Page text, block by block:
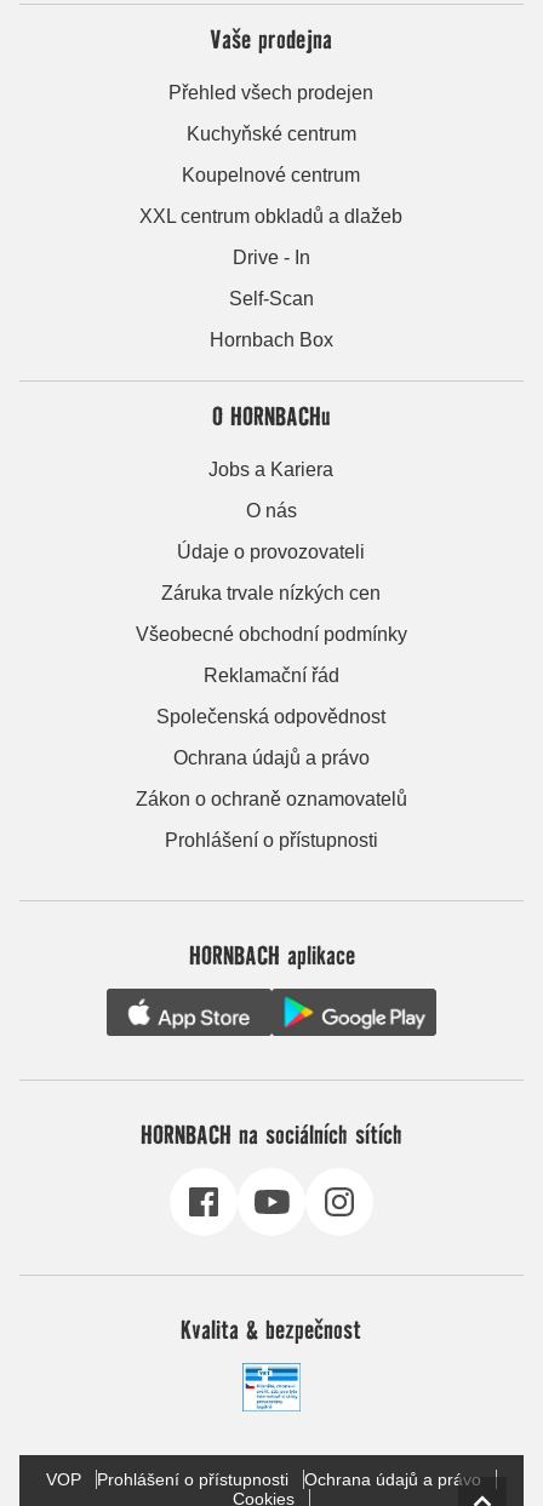
Vaše prodejna
Přehled všech prodejen
Kuchyňské centrum
Koupelnové centrum
XXL centrum obkladů a dlažeb
Drive - In
Self-Scan
Hornbach Box
O HORNBACHu
Jobs a Kariera
O nás
Údaje o provozovateli
Záruka trvale nízkých cen
Všeobecné obchodní podmínky
Reklamační řád
Společenská odpovědnost
Ochrana údajů a právo
Zákon o ochraně oznamovatelů
Prohlášení o přístupnosti
HORNBACH aplikace
HORNBACH na sociálních sítích
Kvalita & bezpečnost
VOP Prohlášení o přístupnosti
Ochrana údajů a právo
Cookies